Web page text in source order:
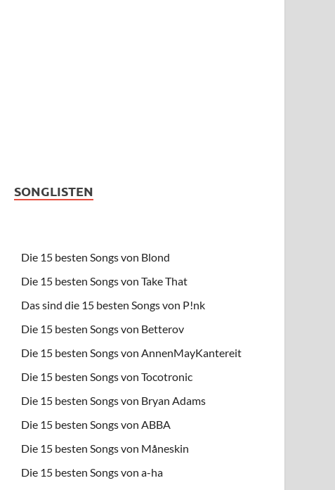
SONGLISTEN
Die 15 besten Songs von Blond
Die 15 besten Songs von Take That
Das sind die 15 besten Songs von P!nk
Die 15 besten Songs von Betterov
Die 15 besten Songs von AnnenMayKantereit
Die 15 besten Songs von Tocotronic
Die 15 besten Songs von Bryan Adams
Die 15 besten Songs von ABBA
Die 15 besten Songs von Måneskin
Die 15 besten Songs von a-ha